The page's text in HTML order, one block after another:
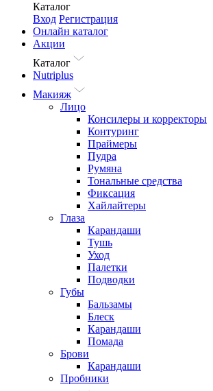
Каталог
Вход Регистрация
Онлайн каталог
Акции
Каталог
Nutriplus
Макияж
Лицо
Консилеры и корректоры
Контуринг
Праймеры
Пудра
Румяна
Тональные средства
Фиксация
Хайлайтеры
Глаза
Карандаши
Тушь
Уход
Палетки
Подводки
Губы
Бальзамы
Блеск
Карандаши
Помада
Брови
Карандаши
Пробники